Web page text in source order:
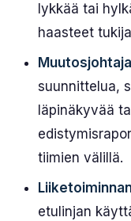
lykkää tai
haasteet
suunnittelua,
läpinäkyvää
tiimien välillä.
etulinjan